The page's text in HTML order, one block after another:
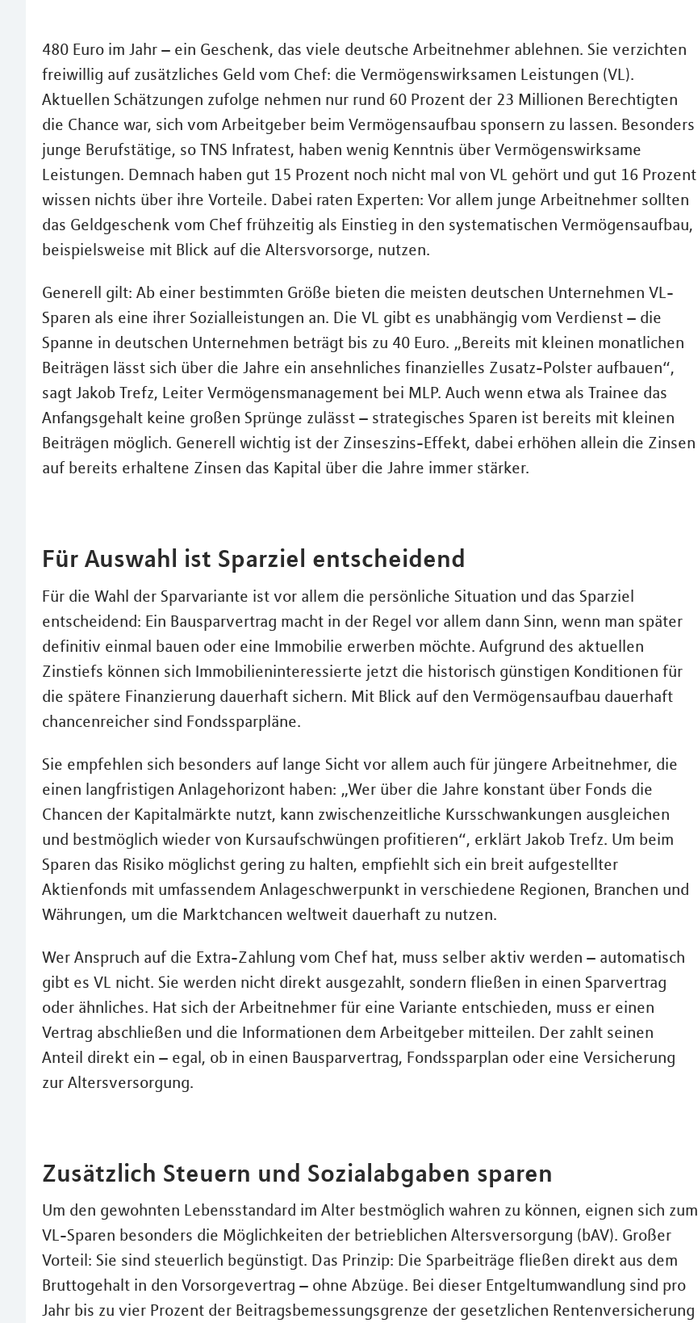
480 Euro im Jahr – ein Geschenk, das viele deutsche Arbeitnehmer ablehnen. Sie verzichten
freiwillig auf zusätzliches Geld vom Chef: die Vermögenswirksamen Leistungen (VL).
Aktuellen Schätzungen zufolge nehmen nur rund 60 Prozent der 23 Millionen Berechtigten
die Chance war, sich vom Arbeitgeber beim Vermögensaufbau sponsern zu lassen. Besonders
junge Berufstätige, so TNS Infratest, haben wenig Kenntnis über Vermögenswirksame
Leistungen. Demnach haben gut 15 Prozent noch nicht mal von VL gehört und gut 16 Prozent
wissen nichts über ihre Vorteile. Dabei raten Experten: Vor allem junge Arbeitnehmer sollten
das Geldgeschenk vom Chef frühzeitig als Einstieg in den systematischen Vermögensaufbau,
beispielsweise mit Blick auf die Altersvorsorge, nutzen.
Generell gilt: Ab einer bestimmten Größe bieten die meisten deutschen Unternehmen VL-
Sparen als eine ihrer Sozialleistungen an. Die VL gibt es unabhängig vom Verdienst – die
Spanne in deutschen Unternehmen beträgt bis zu 40 Euro. „Bereits mit kleinen monatlichen
Beiträgen lässt sich über die Jahre ein ansehnliches finanzielles Zusatz-Polster aufbauen“,
sagt Jakob Trefz, Leiter Vermögensmanagement bei MLP. Auch wenn etwa als Trainee das
Anfangsgehalt keine großen Sprünge zulässt – strategisches Sparen ist bereits mit kleinen
Beiträgen möglich. Generell wichtig ist der Zinseszins-Effekt, dabei erhöhen allein die Zinsen
auf bereits erhaltene Zinsen das Kapital über die Jahre immer stärker.
Für Auswahl ist Sparziel entscheidend
Für die Wahl der Sparvariante ist vor allem die persönliche Situation und das Sparziel
entscheidend: Ein Bausparvertrag macht in der Regel vor allem dann Sinn, wenn man später
definitiv einmal bauen oder eine Immobilie erwerben möchte. Aufgrund des aktuellen
Zinstiefs können sich Immobilieninteressierte jetzt die historisch günstigen Konditionen für
die spätere Finanzierung dauerhaft sichern. Mit Blick auf den Vermögensaufbau dauerhaft
chancenreicher sind Fondssparpläne.
Sie empfehlen sich besonders auf lange Sicht vor allem auch für jüngere Arbeitnehmer, die
einen langfristigen Anlagehorizont haben: „Wer über die Jahre konstant über Fonds die
Chancen der Kapitalmärkte nutzt, kann zwischenzeitliche Kursschwankungen ausgleichen
und bestmöglich wieder von Kursaufschwüngen profitieren“, erklärt Jakob Trefz. Um beim
Sparen das Risiko möglichst gering zu halten, empfiehlt sich ein breit aufgestellter
Aktienfonds mit umfassendem Anlageschwerpunkt in verschiedene Regionen, Branchen und
Währungen, um die Marktchancen weltweit dauerhaft zu nutzen.
Wer Anspruch auf die Extra-Zahlung vom Chef hat, muss selber aktiv werden – automatisch
gibt es VL nicht. Sie werden nicht direkt ausgezahlt, sondern fließen in einen Sparvertrag
oder ähnliches. Hat sich der Arbeitnehmer für eine Variante entschieden, muss er einen
Vertrag abschließen und die Informationen dem Arbeitgeber mitteilen. Der zahlt seinen
Anteil direkt ein – egal, ob in einen Bausparvertrag, Fondssparplan oder eine Versicherung
zur Altersversorgung.
Zusätzlich Steuern und Sozialabgaben sparen
Um den gewohnten Lebensstandard im Alter bestmöglich wahren zu können, eignen sich zum
VL-Sparen besonders die Möglichkeiten der betrieblichen Altersversorgung (bAV). Großer
Vorteil: Sie sind steuerlich begünstigt. Das Prinzip: Die Sparbeiträge fließen direkt aus dem
Bruttogehalt in den Vorsorgevertrag – ohne Abzüge. Bei dieser Entgeltumwandlung sind pro
Jahr bis zu vier Prozent der Beitragsbemessungsgrenze der gesetzlichen Rentenversicherung